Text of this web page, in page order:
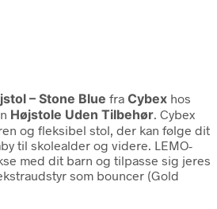
– Stone Blue fra Cybex hos
Højstole Uden Tilbehør. Cybex
og fleksibel stol, der kan følge dit
til skolealder og videre. LEMO-
med dit barn og tilpasse sig jeres
som bouncer (Gold